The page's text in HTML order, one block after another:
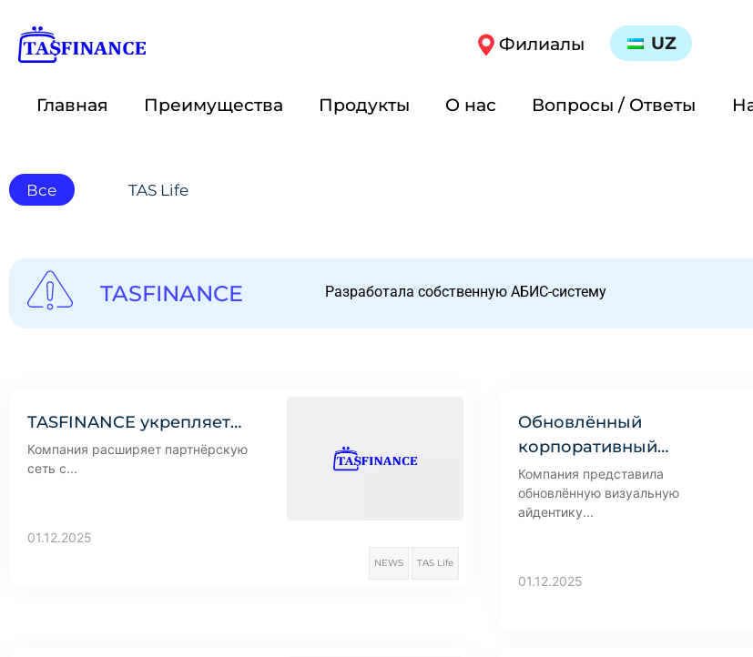
Филиалы UZ
Главная Преимущества Продукты О нас Вопросы / Ответы
TASFINANCE Разработала собственную АБИС-систему
Все TAS Life
TASFINANCE укрепляет…
Компания расширяет партнёрскую
сеть с...
01.12.2025
NEWS TAS Life
Обновлённый
корпоративный…
Компания представила
обновлённую визуальную
айдентику...
01.12.2025